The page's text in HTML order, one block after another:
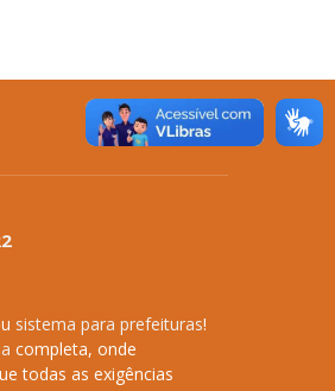
sistema para prefeituras!
completa, onde
todas as exigências